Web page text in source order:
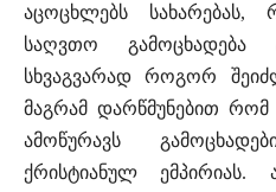
აცოცხლებს სახარებას,
საღვთო გამოცხადება
სხვაგვარად როგორ
მაგრამ დარწმუნებით რომ
ამოწურავს
ქრისტიანულ